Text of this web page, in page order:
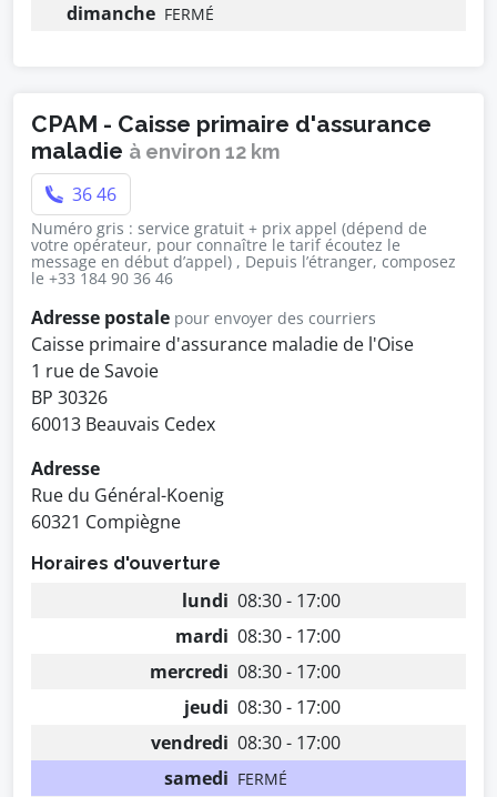
dimanche FERMÉ
CPAM - Caisse primaire d'assurance
maladie à environ 12 km
36 46
Numéro gris : service gratuit + prix appel (dépend de
votre opérateur, pour connaître le tarif écoutez le
message en début d’appel) , Depuis l’étranger, composez
le +33 184 90 36 46
Adresse postale pour envoyer des courriers
Caisse primaire d'assurance maladie de l'Oise
1 rue de Savoie
BP 30326
60013 Beauvais Cedex
Adresse
Rue du Général-Koenig
60321 Compiègne
Horaires d'ouverture
lundi 08:30 - 17:00
mardi 08:30 - 17:00
mercredi 08:30 - 17:00
jeudi 08:30 - 17:00
vendredi 08:30 - 17:00
samedi FERMÉ